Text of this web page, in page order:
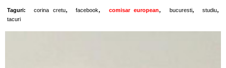
Taguri: corina cretu, facebook, comisar european, bucuresti, studiu,
tacuri